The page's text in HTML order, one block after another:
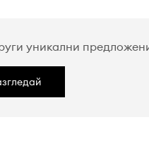
уникални